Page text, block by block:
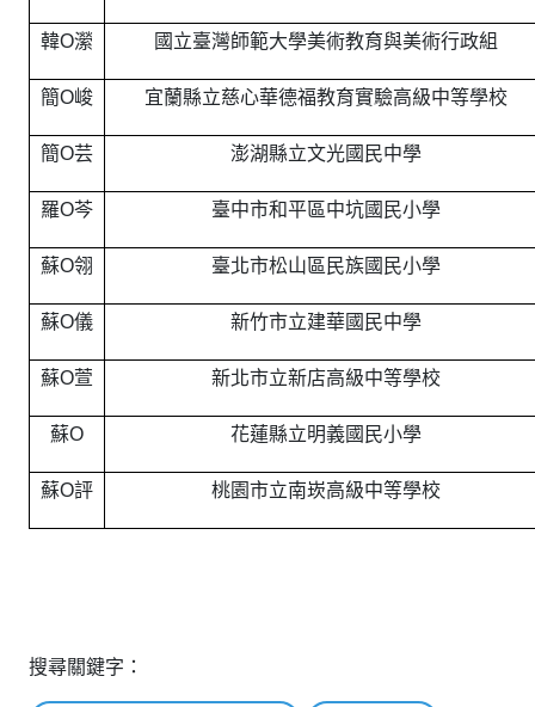
韓O瀠 國立臺灣師範大學美術教育與美術行政組
簡O峻 宜蘭縣立慈心華德福教育實驗高級中等學校
簡O芸 澎湖縣立文光國民中學
羅O芩 臺中市和平區中坑國民小學
蘇O翎 臺北市松山區民族國民小學
蘇O儀 新竹市立建華國民中學
蘇O萱 新北市立新店高級中等學校
蘇O 花蓮縣立明義國民小學
蘇O評 桃園市立南崁高級中等學校
搜尋關鍵字：